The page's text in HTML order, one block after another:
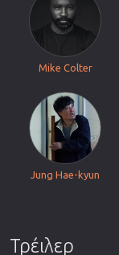
Mike Colter
Jung Hae-kyun
Τρέιλερ